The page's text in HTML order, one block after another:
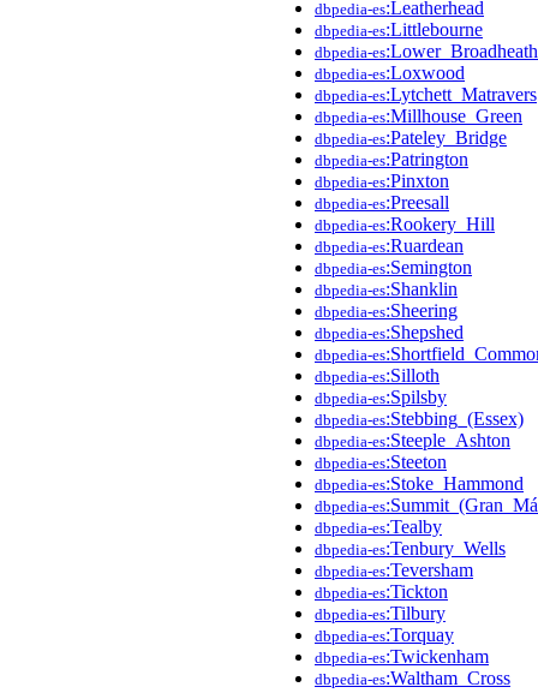
dbpedia-es:Leatherhead
dbpedia-es:Littlebourne
dbpedia-es:Lower_Broadheath
dbpedia-es:Loxwood
dbpedia-es:Lytchett_Matravers
dbpedia-es:Millhouse_Green
dbpedia-es:Pateley_Bridge
dbpedia-es:Patrington
dbpedia-es:Pinxton
dbpedia-es:Preesall
dbpedia-es:Rookery_Hill
dbpedia-es:Ruardean
dbpedia-es:Semington
dbpedia-es:Shanklin
dbpedia-es:Sheering
dbpedia-es:Shepshed
dbpedia-es
dbpedia-es:Silloth
dbpedia-es:Spilsby
dbpedia-es:Stebbing_(Essex)
dbpedia-es:Steeple_Ashton
dbpedia-es:Steeton
dbpedia-es:Stoke_Hammond
dbpedia-es
dbpedia-es:Tealby
dbpedia-es:Tenbury_Wells
dbpedia-es:Teversham
dbpedia-es:Tickton
dbpedia-es:Tilbury
dbpedia-es:Torquay
dbpedia-es:Twickenham
dbpedia-es:Waltham_Cross